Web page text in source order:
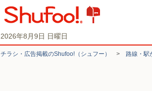
2026年8月9日 日曜日
チラシ・​広告掲載の​Shufoo!​（シュフー） > 路線・駅